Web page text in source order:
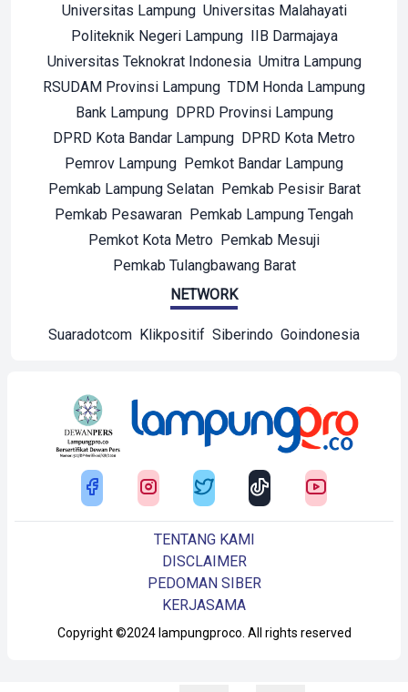
Universitas Lampung Universitas Malahayati
Politeknik Negeri Lampung IIB Darmajaya
Universitas Teknokrat Indonesia Umitra Lampung
RSUDAM Provinsi Lampung TDM Honda Lampung
Bank Lampung DPRD Provinsi Lampung
DPRD Kota Bandar Lampung DPRD Kota Metro
Pemrov Lampung Pemkot Bandar Lampung
Pemkab Lampung Selatan Pemkab Pesisir Barat
Pemkab Pesawaran Pemkab Lampung Tengah
Pemkot Kota Metro Pemkab Mesuji
Pemkab Tulangbawang Barat
NETWORK
Suaradotcom Klikpositif Siberindo Goindonesia
Copyright ©2024 lampungproco. All rights reserved
TENTANG KAMI
DISCLAIMER
PEDOMAN SIBER
KERJASAMA